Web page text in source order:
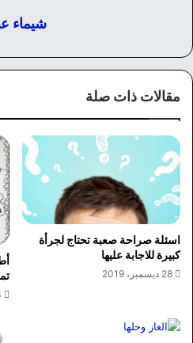
شيماء
مقالات ذات صلة
اسئلة صراحة صعبة تحتاج لجرأة
كبيرة للاجابة عليها
28 ديسمبر، 2019